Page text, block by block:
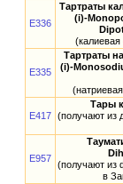
E336
Тартраты
(i)-
(калиевая
E335
Тартраты
(i)-
E417
Тары
(получают из
E957
(получают из
в